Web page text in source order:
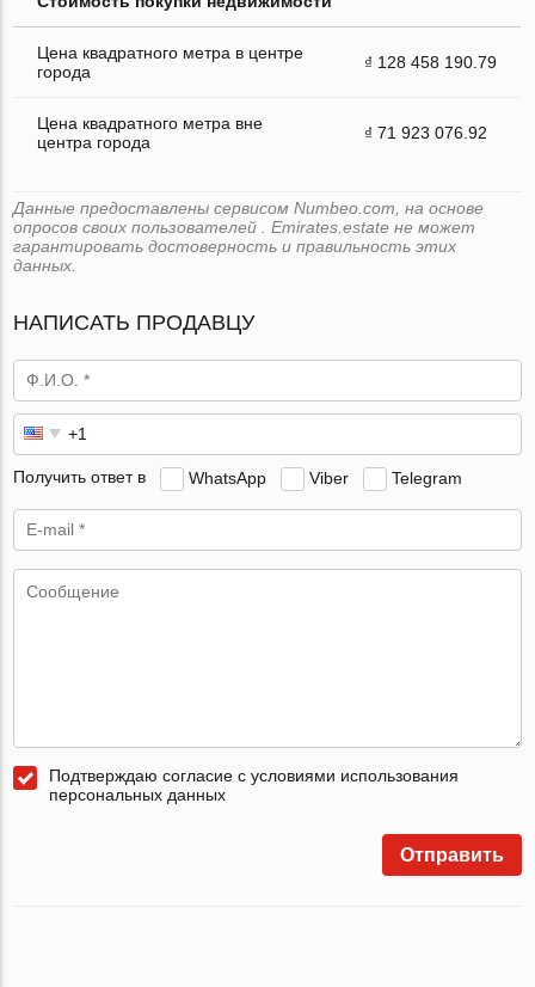
Цена квадратного метра в центре
города
₫ 128 458 190.79
Цена квадратного метра вне
центра города
₫ 71 923 076.92
Данные предоставлены сервисом Numbeo.com, на основе
опросов своих пользователей . Emirates.estate не может
гарантировать достоверность и правильность этих
данных.
НАПИСАТЬ ПРОДАВЦУ
Получить ответ в WhatsApp Viber Telegram
Подтверждаю согласие с условиями использования
персональных данных
Отправить